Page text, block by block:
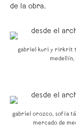
de la obra.
gabriel kuri y rirkrit
medellín,
gabriel orozco, sofía
mercado de